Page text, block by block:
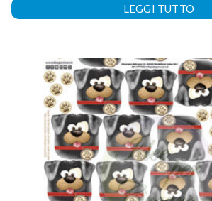
LEGGI TUTTO